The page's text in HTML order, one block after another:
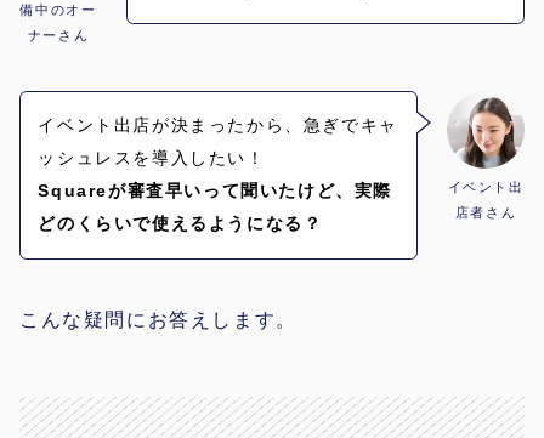
備中のオー
ナーさん
イベント出
店者さん
イベント出店が決まったから、急ぎでキャ
ッシュレスを導入したい！
Squareが審査早いって聞いたけど、実際
どのくらいで使えるようになる？
こんな疑問にお答えします。